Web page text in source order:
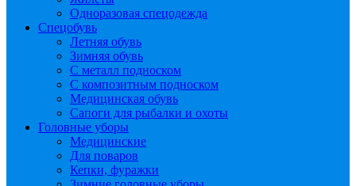
Одноразовая спецодежда
Спецобувь
Летняя обувь
Зимняя обувь
С металл подноском
С композитным подноском
Медицинская обувь
Сапоги для рыбалки и охоты
Головные уборы
Медицинские
Для поваров
Кепки, фуражки